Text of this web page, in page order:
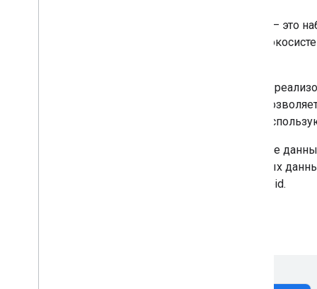
Беспрепятственный обмен учетными данными – это
Диспетчеру паролей Google и другим службам
Веб-разработчики и разработчики Android могут
вход в систему для своих пользователей. Это
в доменах или приложениях Android, которые
Например, если пользователь сохраняет учетные
может предложить автозаполнение этих учетных
автозаполнение в связанном приложении Android.